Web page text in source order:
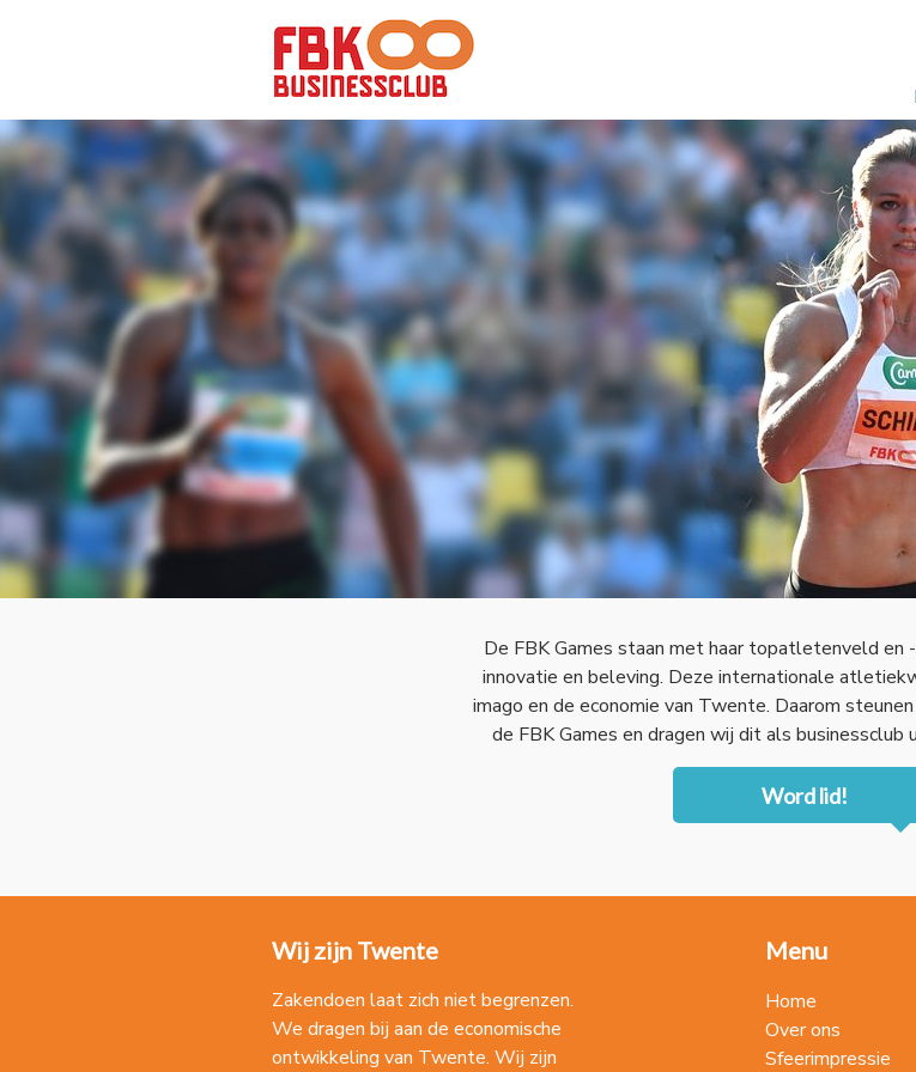
De FBK Games staan met haar topatletenveld
innovatie en beleving. Deze internationale
imago en de economie van Twente. Daarom
de FBK Games en dragen wij dit als
Word lid!
Wij zijn Twente
Zakendoen laat zich niet begrenzen.
We dragen bij aan de economische
ontwikkeling van Twente. Wij zijn
Menu
Home
Over ons
Sfeerimpressie